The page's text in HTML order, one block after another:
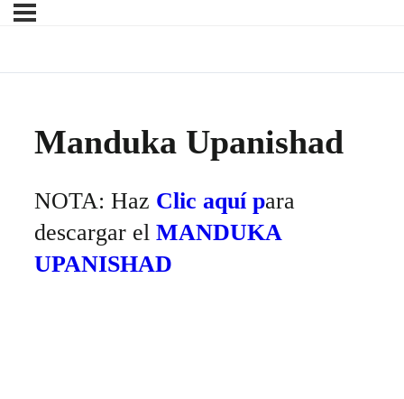
Manduka Upanishad
NOTA: Haz Clic aquí para
descargar elMANDUKA
UPANISHAD